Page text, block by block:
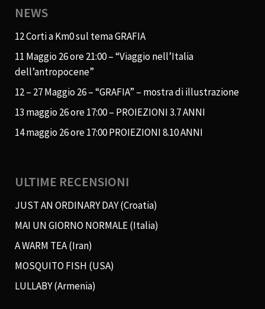
NEWS
12 Corti a Km0 sul tema GRAFIA
11 Maggio 26 ore 21:00 – “Viaggio nell’Italia
dell’antropocene”
12 – 27 Maggio 26 – “GRAFIA” – mostra di illustrazione
13 maggio 26 ore 17:00 – PROIEZIONI 3.7 ANNI
14 maggio 26 ore 17:00 PROIEZIONI 8.10 ANNI
ULTIME RECENSIONI
JUST AN ORDINARY DAY (Croatia)
MAI UN GIORNO NORMALE (Italia)
A WARM TEA (Iran)
MOSQUITO FISH (USA)
LULLABY (Armenia)